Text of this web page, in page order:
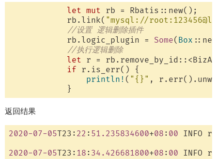
let mut rb = Rbatis::new();
            rb.link(
"mysql://
//设置 逻辑删除插件
            rb.logic_plugin =
Some( Box
//执行逻辑删除
let r =
if r.is_err() {
println! ( "{}" ,
返回结果
2020-07-05T23: 22 : 51.235834600+08 : 00 INFO
2020-07-05T23: 18 : 34.426681800+08 : 00 INFO